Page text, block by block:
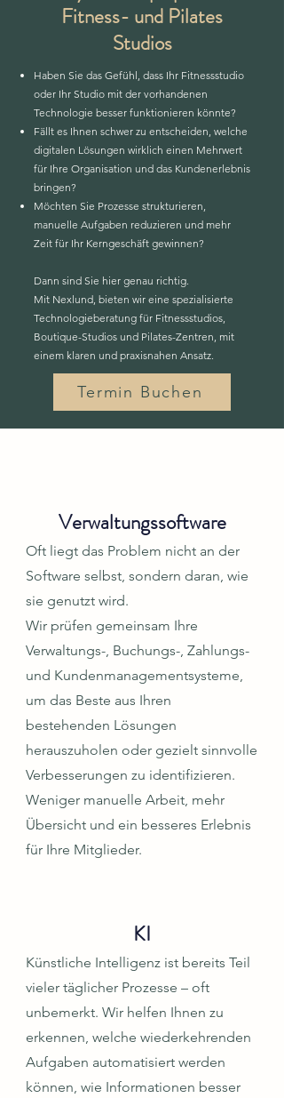
Fitness- und Pilates
Studios
Haben Sie das Gefühl, dass Ihr Fitnessstudio
oder Ihr Studio mit der vorhandenen
Technologie besser funktionieren könnte?
Fällt es Ihnen schwer zu entscheiden, welche
digitalen Lösungen wirklich einen Mehrwert
für Ihre Organisation und das Kundenerlebnis
bringen?
Möchten Sie Prozesse strukturieren,
manuelle Aufgaben reduzieren und mehr
Zeit für Ihr Kerngeschäft gewinnen?
Dann sind Sie hier genau richtig.
Mit Nexlund, bieten wir eine spezialisierte
Technologieberatung für Fitnessstudios,
Boutique-Studios und Pilates-Zentren, mit
einem klaren und praxisnahen Ansatz.
Termin Buchen
Verwaltungssoftware
Oft liegt das Problem nicht an der
Software selbst, sondern daran, wie
sie genutzt wird.
Wir prüfen gemeinsam Ihre
Verwaltungs-, Buchungs-, Zahlungs-
und Kundenmanagementsysteme,
um das Beste aus Ihren
bestehenden Lösungen
herauszuholen oder gezielt sinnvolle
Verbesserungen zu identifizieren.
Weniger manuelle Arbeit, mehr
Übersicht und ein besseres Erlebnis
für Ihre Mitglieder.
KI
Künstliche Intelligenz ist bereits Teil
vieler täglicher Prozesse – oft
unbemerkt. Wir helfen Ihnen zu
erkennen, welche wiederkehrenden
Aufgaben automatisiert werden
können, wie Informationen besser